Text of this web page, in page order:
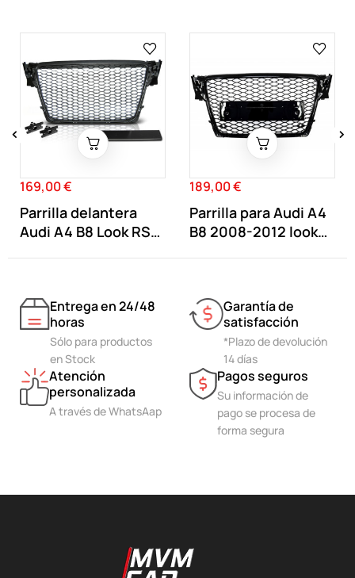
Precio
169,00 €
Parrilla delantera
Audi A4 B8 Look RS4
Precio
189,00 €
Parrilla para Audi A4
B8 2008-2012 look
Entrega en 24/48
horas
Sólo para productos
en Stock
Garantía de
satisfacción
*Plazo de devolución
14 días
Atención
personalizada
A través de WhatsAap
Pagos seguros
Su información de
pago se procesa de
forma segura